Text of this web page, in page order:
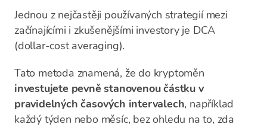
Jednou z nejčastěji používaných strategií mezi
začínajícími i zkušenějšími investory je DCA
(dollar-cost averaging).
Tato metoda znamená, že do kryptoměn
investujete pevně stanovenou částku v
pravidelných časových intervalech, například
každý týden nebo měsíc, bez ohledu na to, zda